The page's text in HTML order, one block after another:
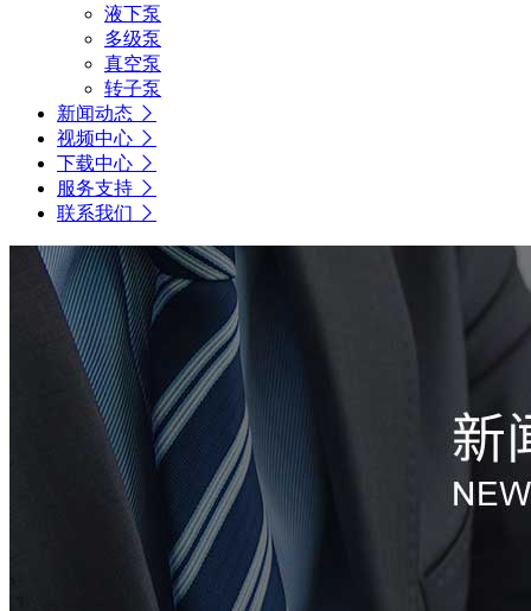
液下泵
多级泵
真空泵
转子泵
新闻动态
视频中心
下载中心
服务支持
联系我们